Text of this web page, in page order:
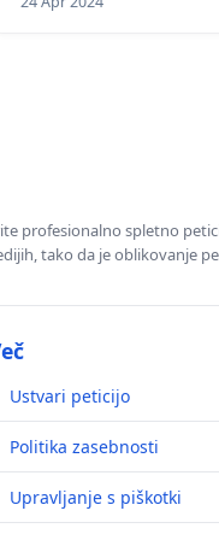
profesionalno spletno
tako da je oblikovanje
Ustvari peticijo
Politika zasebnosti
Upravljanje s piškotki